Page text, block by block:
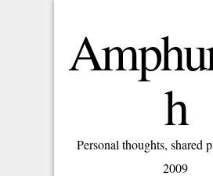
h
Personal thoughts, shared
2009